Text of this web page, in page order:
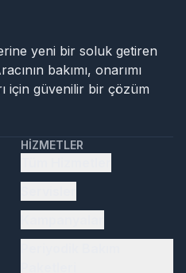
yeni bir soluk getiren
bakımı, onarımı
için güvenilir bir çözüm
HIZMETLER